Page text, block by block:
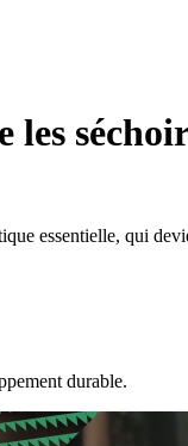
essentielle, qui
durable.